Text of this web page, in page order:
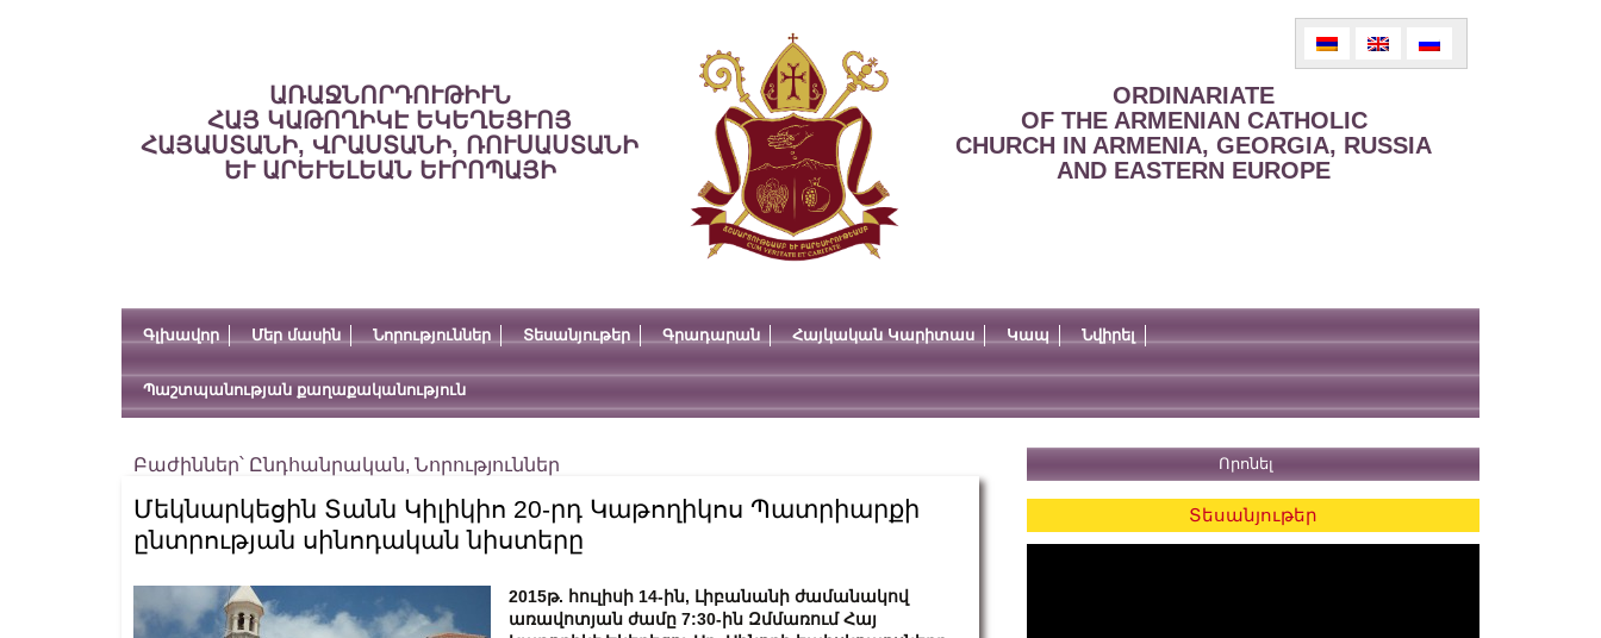
ԱՌԱՋՆՈՐԴՈՒԹԻՒՆ
ՀԱՅ ԿԱԹՈՂԻԿԷ ԵԿԵՂԵՑՒՈՅ
ՀԱՅԱՍՏԱՆԻ, ՎՐԱՍՏԱՆԻ, ՌՈՒՍԱՍՏԱՆԻ
ԵՒ ԱՐԵՒԵԼԵԱՆ ԵՒՐՈՊԱՅԻ
ORDINARIATE
OF THE ARMENIAN CATHOLIC
CHURCH IN ARMENIA, GEORGIA, RUSSIA
AND EASTERN EUROPE
Գլխավոր Մեր մասին Նորություններ Տեսանյութեր Գրադարան Հայկական Կարիտաս Կապ Նվիրել
Պաշտպանության քաղաքականություն
Բաժիններ՝ Ընդհանրական, Նորություններ
Մեկնարկեցին Տանն Կիլիկիո 20-րդ Կաթողիկոս Պատրիարքի
ընտրության սինոդական նիստերը
2015թ. հուլիսի 14-ին, Լիբանանի ժամանակով
առավոտյան ժամը 7:30-ին Զմմառում Հայ
Տեսանյութեր